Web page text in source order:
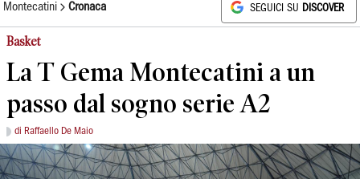
Montecatini Cronaca SEGUICI SU DISCOVER
Basket
La T Gema Montecatini a un
passo dal sogno serie A2
di Raffaello De Maio